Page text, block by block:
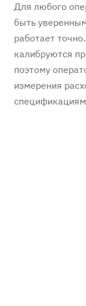
Для любого
быть
работает
калибруются
поэтому
измерения